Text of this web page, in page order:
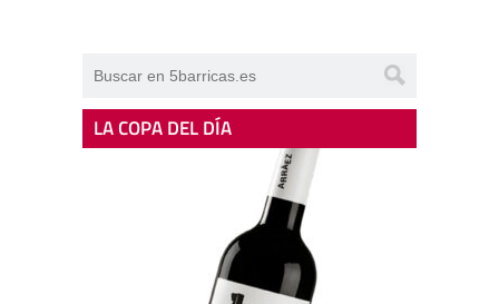
LA COPA DEL DÍA